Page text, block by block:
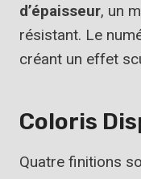
d’épaisseur, un
résistant. Le
créant un effet
Coloris
Quatre finitions